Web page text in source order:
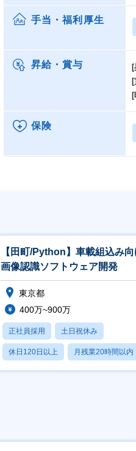
手当・福利厚生
昇給・賞与
保険
【田町/Python】車載組込み
画像認識ソフトウェア開発
東京都
400万~900万
正社員採用 土日祝休み
休日120日以上 月残業20時間以内
賞与あり